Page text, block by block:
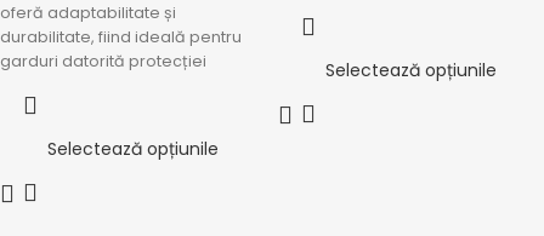
oferă adaptabilitate și
durabilitate, fiind ideală pentru
garduri datorită protecției
intemperii.
face întinderea plasei foarte
ușoară.
*Produsul se vinde la val de
Selectează opțiunile
Selectează opțiunile